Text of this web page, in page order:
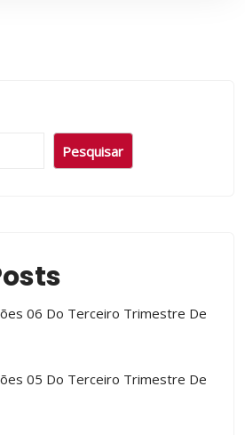
Pesquisar
06 Do Terceiro Trimestre De
05 Do Terceiro Trimestre De